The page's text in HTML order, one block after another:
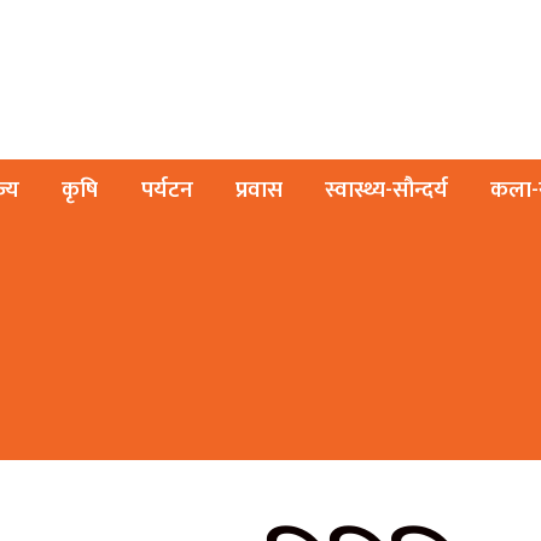
कृषि पर्यटन प्रवास स्वास्थ्य-सौन्दर्य कला-